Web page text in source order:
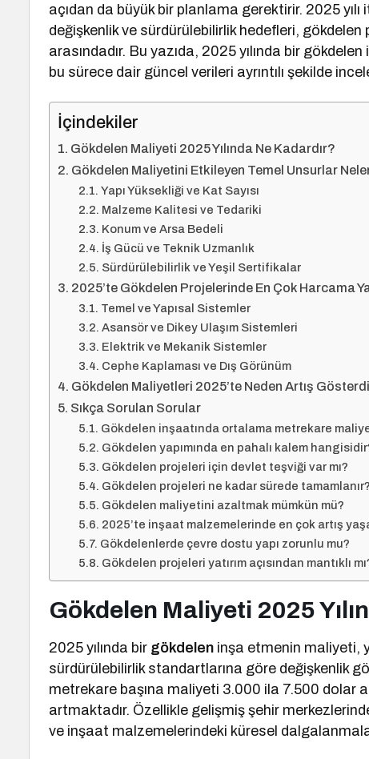
açıdan da büyük bir planlama gerektirir. 2025
değişkenlik ve sürdürülebilirlik hedefleri,
arasındadır. Bu yazıda, 2025 yılında bir
bu sürece dair güncel verileri ayrıntılı şekilde
İçindekiler
Gökdelen Maliyeti 2025 Yılında Ne Kadardır?
Gökdelen Maliyetini Etkileyen Temel Unsurlar
Yapı Yüksekliği ve Kat Sayısı
Malzeme Kalitesi ve Tedariki
Konum ve Arsa Bedeli
İş Gücü ve Teknik Uzmanlık
Sürdürülebilirlik ve Yeşil Sertifikalar
2025’te Gökdelen Projelerinde En Çok Harcama
Temel ve Yapısal Sistemler
Asansör ve Dikey Ulaşım Sistemleri
Elektrik ve Mekanik Sistemler
Cephe Kaplaması ve Dış Görünüm
Gökdelen Maliyetleri 2025’te Neden Artış
Sıkça Sorulan Sorular
Gökdelen inşaatında ortalama metrekare
Gökdelen yapımında en pahalı kalem
Gökdelen projeleri için devlet teşviği var mı?
Gökdelen projeleri ne kadar sürede tamamlanır?
Gökdelen maliyetini azaltmak mümkün mü?
2025’te inşaat malzemelerinde en çok artış
Gökdelenlerde çevre dostu yapı zorunlu mu?
Gökdelen projeleri yatırım açısından mantıklı
Gökdelen Maliyeti 2025
2025 yılında bir gökdelen inşa etmenin maliyeti,
sürdürülebilirlik standartlarına göre değişkenlik
metrekare başına maliyeti 3.000 ila 7.500 dolar
artmaktadır. Özellikle gelişmiş şehir
ve inşaat malzemelerindeki küresel